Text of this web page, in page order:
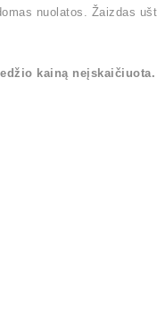
nuolatos. Žaizdas
kainą neįskaičiuota.